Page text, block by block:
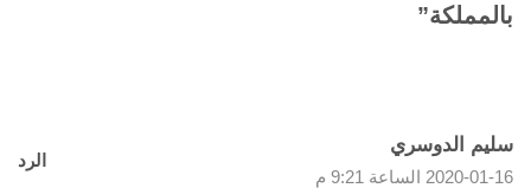
بالمملكة”
سليم الدوسري
2020-01-16 الساعة 9:21 م
الرد